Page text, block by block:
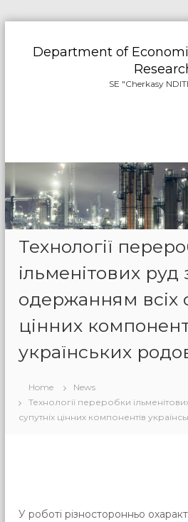
t
n
t
Department of
SE "Cherkasy
Технології
ільменітових руд
одержанням всіх
цінних
українських
Home
News
Технології переробки
супутніх цінних компонентів
У роботі різносторонньо